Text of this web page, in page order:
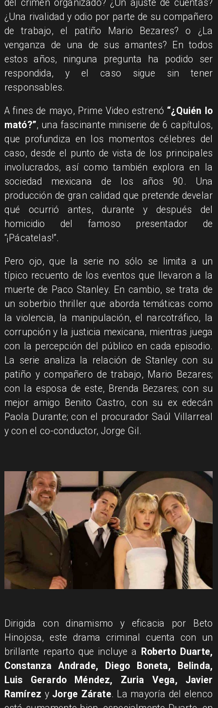
del crimen organizado? ¿Un ajuste de cuentas?
¿Una rivalidad y odio por parte de su compañero
de trabajo, el patiño Mario Bezares? o ¿La
venganza de una de sus amantes? En todos
estos años, ninguna pregunta ha podido ser
respondida, y el caso sigue sin tener
responsables.
A fines de mayo, Prime Video estrenó “¿Quién lo
mató?”, una fascinante miniserie de 6 capítulos,
que profundiza en los momentos célebres del
caso, desde el punto de vista de los principales
involucrados, así como también explora en la
sociedad mexicana de los años 90. Una
producción de gran calidad que pretende develar
qué ocurrió antes, durante y después del
homicidio del famoso presentador de
“¡Pácatelas!”.
Pero ojo, que la serie no sólo se limita a un
típico recuento de los eventos que llevaron a la
muerte de Paco Stanley. En cambio, se trata de
un soberbio thriller que aborda temáticas como
la violencia, la manipulación, el narcotráfico, la
corrupción y la justicia mexicana, mientras juega
con la percepción del público en cada episodio.
La serie analiza la relación de Stanley con su
patiño y compañero de trabajo, Mario Bezares;
con la esposa de este, Brenda Bezares; con su
mejor amigo Benito Castro, con su ex edecán
Paola Durante; con el procurador Saúl Villarreal
y con el co-conductor, Jorge Gil.
Dirigida con dinamismo y eficacia por Beto
Hinojosa, este drama criminal cuenta con un
brillante reparto que incluye a Roberto Duarte,
Constanza Andrade, Diego Boneta, Belinda,
Luis Gerardo Méndez, Zuria Vega, Javier
Ramírez y Jorge Zárate. La mayoría del elenco